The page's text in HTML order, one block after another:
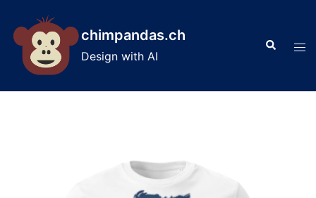
content
chimpandas.ch
Design with AI
Search